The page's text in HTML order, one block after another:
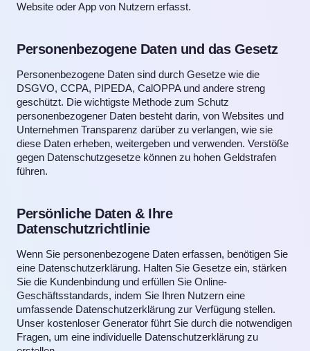
Website oder App von Nutzern erfasst.
Personenbezogene Daten und das Gesetz
Personenbezogene Daten sind durch Gesetze wie die
DSGVO, CCPA, PIPEDA, CalOPPA und andere streng
geschützt. Die wichtigste Methode zum Schutz
personenbezogener Daten besteht darin, von Websites und
Unternehmen Transparenz darüber zu verlangen, wie sie
diese Daten erheben, weitergeben und verwenden. Verstöße
gegen Datenschutzgesetze können zu hohen Geldstrafen
führen.
Persönliche Daten & Ihre
Datenschutzrichtlinie
Wenn Sie personenbezogene Daten erfassen, benötigen Sie
eine Datenschutzerklärung. Halten Sie Gesetze ein, stärken
Sie die Kundenbindung und erfüllen Sie Online-
Geschäftsstandards, indem Sie Ihren Nutzern eine
umfassende Datenschutzerklärung zur Verfügung stellen.
Unser kostenloser Generator führt Sie durch die notwendigen
Fragen, um eine individuelle Datenschutzerklärung zu